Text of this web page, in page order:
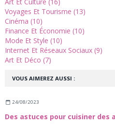
VOUS AIMEREZ AUSSI :
24/08/2023
Voyages Et Tourisme (13)
Cinéma (10)
Finance Et Économie (10)
Mode Et Style (10)
Internet Et Réseaux Sociaux (9)
Art Et Déco (7)